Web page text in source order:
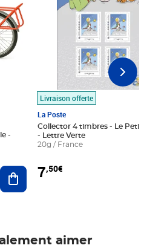
Ajouter au panier
Livraison offerte
La Poste
Collector 4 timbres - Le Petit
- Lettre Verte
20g / France
7,50€
aimer